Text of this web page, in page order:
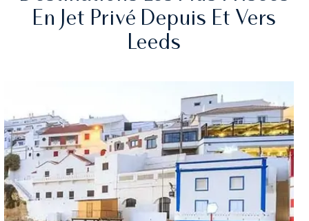
En Jet Privé Depuis Et Vers
Leeds